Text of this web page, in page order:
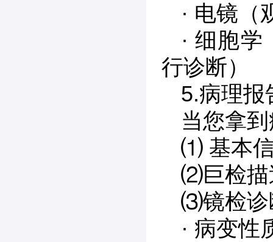
· 电镜（
· 细胞
行诊断）
5.病理报
当您拿
⑴ 基本
⑵巨检描
⑶镜检诊
· 病变性